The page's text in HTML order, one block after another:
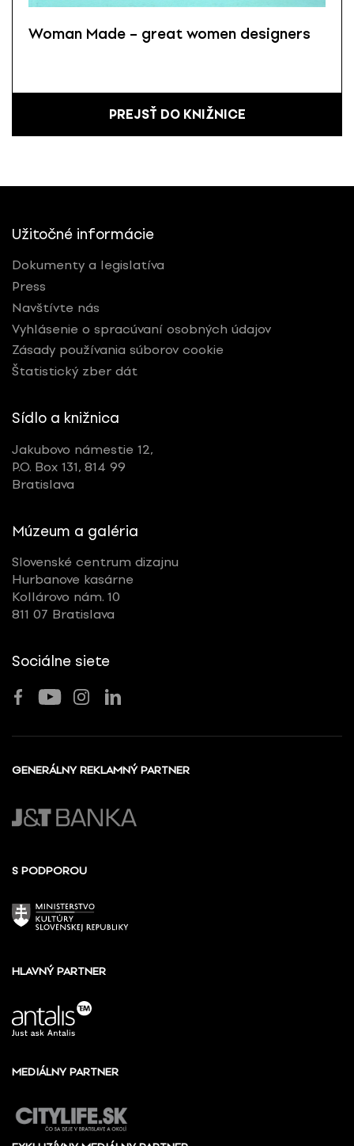
Woman Made – great women designers
PREJSŤ DO KNIŽNICE
Užitočné informácie
Dokumenty a legislatíva
Press
Navštívte nás
Vyhlásenie o spracúvaní osobných údajov
Zásady používania súborov cookie
Štatistický zber dát
Sídlo a knižnica
Jakubovo námestie 12,
P.O. Box 131, 814 99
Bratislava
Múzeum a galéria
Slovenské centrum dizajnu
Hurbanove kasárne
Kollárovo nám. 10
811 07 Bratislava
Sociálne siete
GENERÁLNY REKLAMNÝ PARTNER
S PODPOROU
HLAVNÝ PARTNER
MEDIÁLNY PARTNER